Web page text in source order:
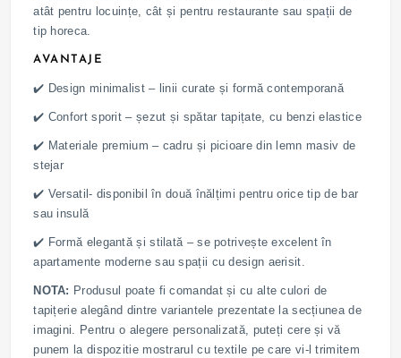
atât pentru locuințe, cât și pentru restaurante sau spații de
tip horeca.
AVANTAJE
✔️ Design minimalist – linii curate și formă contemporană
✔️ Confort sporit – șezut și spătar tapițate, cu benzi elastice
✔️ Materiale premium – cadru și picioare din lemn masiv de
stejar
✔️ Versatil- disponibil în două înălțimi pentru orice tip de bar
sau insulă
✔️ Formă elegantă și stilată – se potrivește excelent în
apartamente moderne sau spații cu design aerisit.
NOTA: Produsul poate fi comandat și cu alte culori de
tapițerie alegând dintre variantele prezentate la secțiunea de
imagini. Pentru o alegere personalizată, puteți cere și vă
punem la dispozitie mostrarul cu textile pe care vi-l trimitem